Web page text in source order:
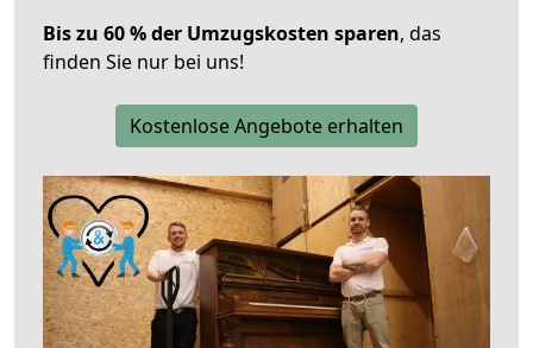
Bis zu 60 % der Umzugskosten sparen, das
finden Sie nur bei uns!
Kostenlose Angebote erhalten